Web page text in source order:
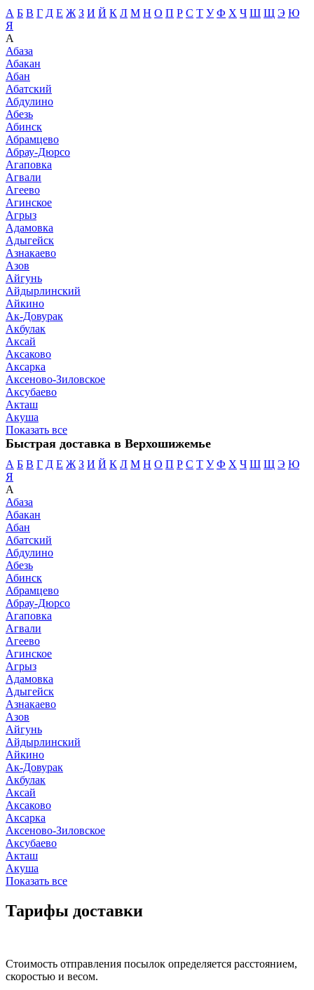
А Б В Г Д Е Ж З И Й К Л М Н О П Р С Т У Ф Х Ч Ш Щ Э Ю
Я
А
Абаза
Абакан
Абан
Абатский
Абдулино
Абезь
Абинск
Абрамцево
Абрау-Дюрсо
Агаповка
Агвали
Агеево
Агинское
Агрыз
Адамовка
Адыгейск
Азнакаево
Азов
Айгунь
Айдырлинский
Айкино
Ак-Довурак
Акбулак
Аксай
Аксаково
Аксарка
Аксеново-Зиловское
Аксубаево
Акташ
Акуша
Показать все
Быстрая доставка в Верхошижемье
А Б В Г Д Е Ж З И Й К Л М Н О П Р С Т У Ф Х Ч Ш Щ Э Ю
Я
А
Абаза
Абакан
Абан
Абатский
Абдулино
Абезь
Абинск
Абрамцево
Абрау-Дюрсо
Агаповка
Агвали
Агеево
Агинское
Агрыз
Адамовка
Адыгейск
Азнакаево
Азов
Айгунь
Айдырлинский
Айкино
Ак-Довурак
Акбулак
Аксай
Аксаково
Аксарка
Аксеново-Зиловское
Аксубаево
Акташ
Акуша
Показать все
Тарифы доставки
Стоимость отправления посылок определяется расстоянием,
скоростью и весом.